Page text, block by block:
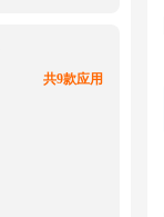
共9款应用